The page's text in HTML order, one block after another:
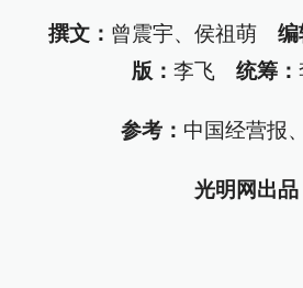
撰文： 曾震宇、侯祖萌 编
版： 李飞 统筹：
参考： 中国经营报
光明网出品